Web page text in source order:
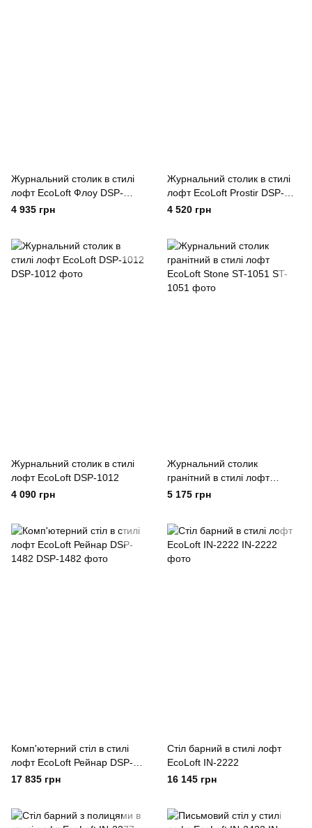
Журнальний столик в стилі
лофт EcoLoft Флоу DSP-
1395
4 935 грн
Журнальний столик в стилі
лофт EcoLoft Prostir DSP-
1078
4 520 грн
Журнальний столик в стилі
лофт EcoLoft DSP-1012
4 090 грн
Журнальний столик
гранітний в стилі лофт
EcoLoft Stone ST-1051
5 175 грн
Комп'ютерний стіл в стилі
лофт EcoLoft Рейнар DSP-
1482
17 835 грн
Cтіл барний в стилі лофт
EcoLoft IN-2222
16 145 грн